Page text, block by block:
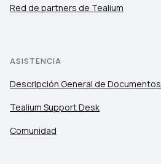
Red de partners de Tealium
ASISTENCIA
Descripción General de Documentos
Tealium Support Desk
Comunidad